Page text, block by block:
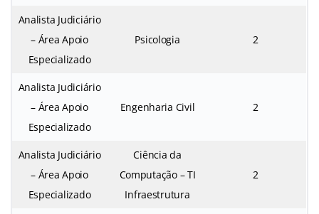
Analista Judiciário
– Área Apoio
Especializado
Psicologia 2
Analista Judiciário
– Área Apoio
Especializado
Engenharia Civil 2
Analista Judiciário
– Área Apoio
Especializado
Ciência da
Computação – TI
Infraestrutura
2